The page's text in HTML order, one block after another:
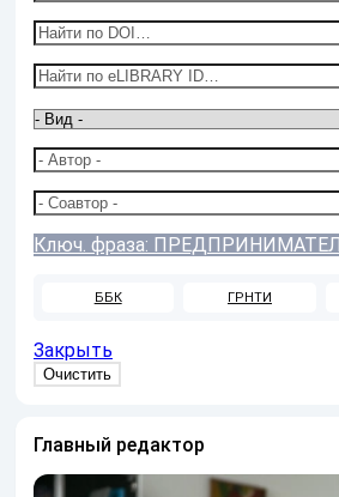
ББК ГРНТИ
Закрыть
Главный редактор